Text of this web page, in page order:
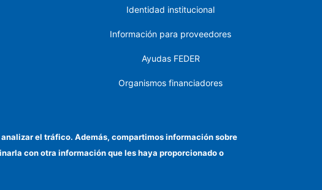
Identidad institucional
Información para proveedores
Ayudas FEDER
Organismos financiadores
Cómo llegar
el tráfico. Además, compartimos información sobre
con otra información que les haya proporcionado o